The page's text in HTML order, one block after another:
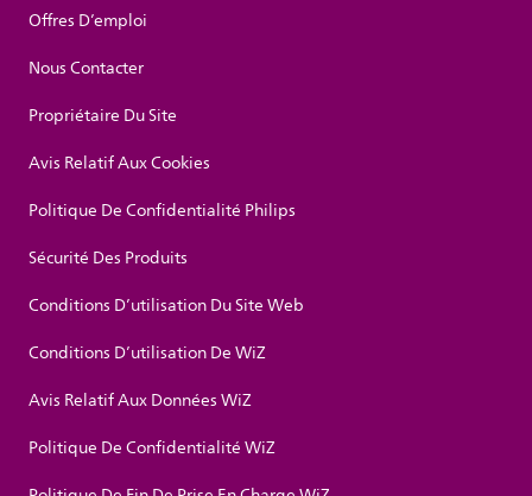
Offres D’emploi
Nous Contacter
Propriétaire Du Site
Avis Relatif Aux Cookies
Politique De Confidentialité Philips
Sécurité Des Produits
Conditions D’utilisation Du Site Web
Conditions D’utilisation De WiZ
Avis Relatif Aux Données WiZ
Politique De Confidentialité WiZ